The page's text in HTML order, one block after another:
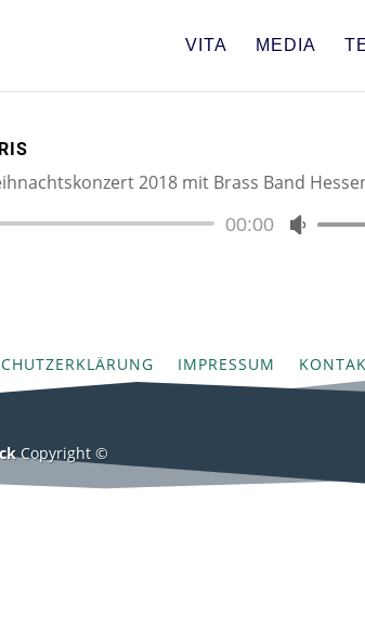
VITA MEDIA
2018 mit Brass Band
Audio-
00:00
zu
regeln.
IMPRESSUM
Copyright ©